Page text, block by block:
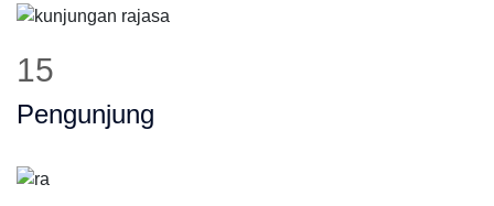
19
Pengunjung